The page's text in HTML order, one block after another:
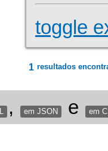
toggle
1 resultados
, em JSON e em